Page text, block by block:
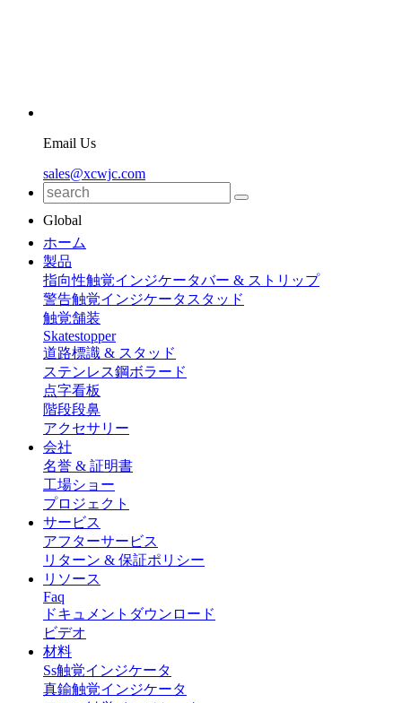
Email Us
sales@xcwjc.com
Global
ホーム
製品
指向性触覚インジケータバー & ストリップ
警告触覚インジケータスタッド
触覚舗装
Skatestopper
道路標識 & スタッド
ステンレス鋼ボラード
点字看板
階段段鼻
アクセサリー
会社
名誉 & 証明書
工場ショー
プロジェクト
サービス
アフターサービス
リターン & 保証ポリシー
リソース
Faq
ドキュメントダウンロード
ビデオ
材料
Ss触覚インジケータ
真鍮触覚インジケータ